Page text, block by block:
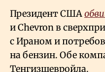
Президент США
и Chevron в
с Ираном и
на бензин. Обе
Тенгизшевройла.